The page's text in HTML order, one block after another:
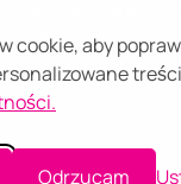
cookie, aby
Odrzucam
Blog